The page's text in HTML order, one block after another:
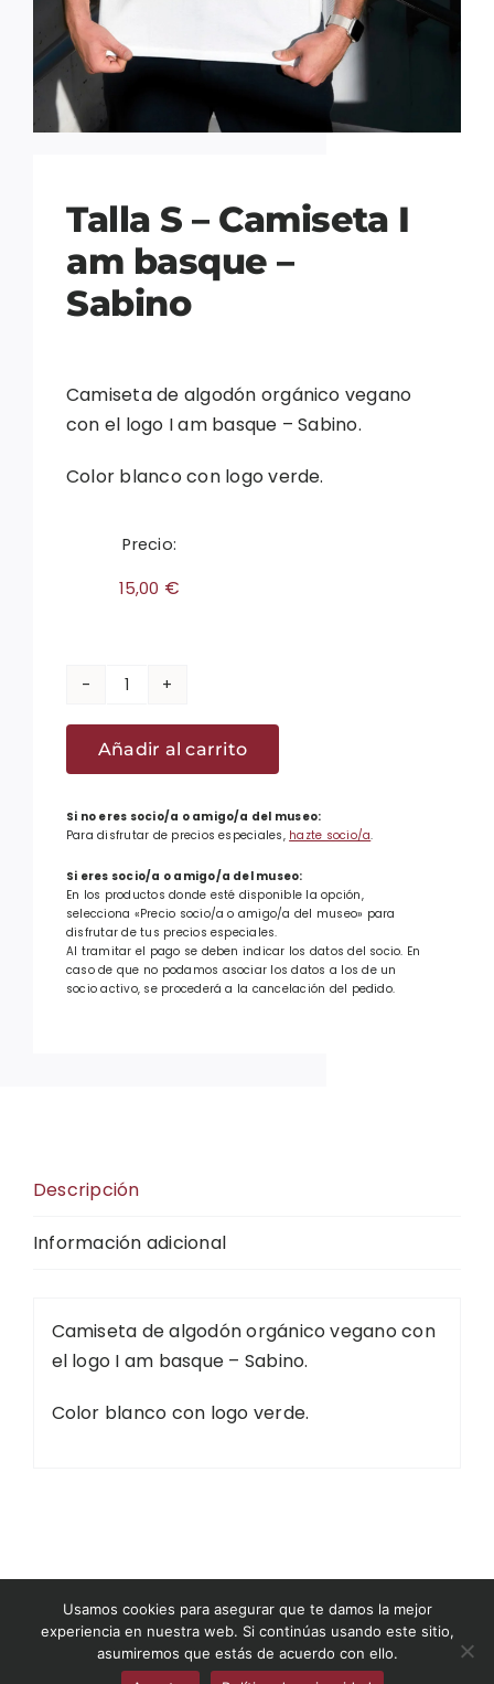
Talla S – Camiseta I
am basque –
Sabino
Camiseta de algodón orgánico vegano
con el logo I am basque – Sabino.
Color blanco con logo verde.
Precio:
15,00 €
Talla
S
-
I
am
basque
-
Sabino
cantidad
Añadir al carrito
Si no eres socio/a o amigo/a del museo:
Para disfrutar de precios especiales, hazte socio/a.
Si eres socio/a o amigo/a del museo:
En los productos donde esté disponible la opción,
selecciona «Precio socio/a o amigo/a del museo» para
disfrutar de tus precios especiales.
Al tramitar el pago se deben indicar los datos del socio. En
caso de que no podamos asociar los datos a los de un
socio activo, se procederá a la cancelación del pedido.
Descripción
Información adicional
Camiseta de algodón orgánico vegano con
el logo I am basque – Sabino.
Color blanco con logo verde.
©2026 Museo del Nacionalismo Vasco
museodelnacionalismovasco.eus | Condiciones
Usamos cookies para asegurar que te damos la mejor
experiencia en nuestra web. Si continúas usando este sitio,
asumiremos que estás de acuerdo con ello.